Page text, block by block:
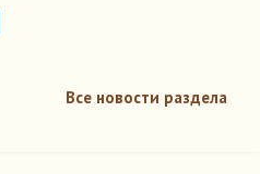
Все новости раздела